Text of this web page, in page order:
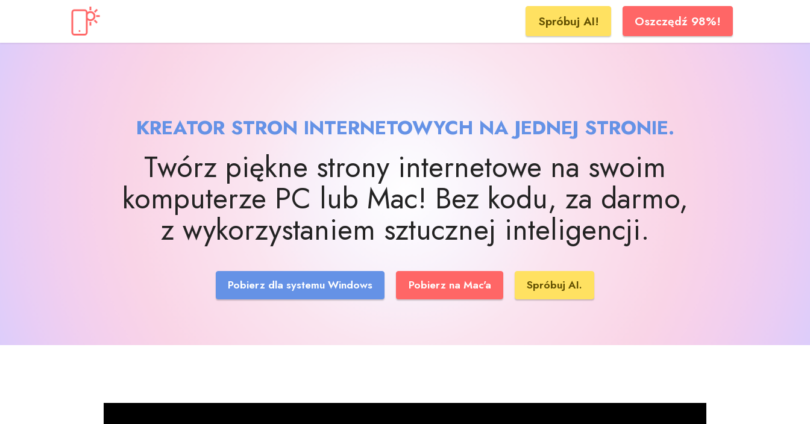
Spróbuj AI! Oszczędź 98%!
KREATOR STRON INTERNETOWYCH NA JEDNEJ STRONIE.
Twórz piękne strony internetowe na swoim
komputerze PC lub Mac! Bez kodu, za darmo,
z wykorzystaniem sztucznej inteligencji.
Pobierz dla systemu Windows Pobierz na Mac'a Spróbuj AI.